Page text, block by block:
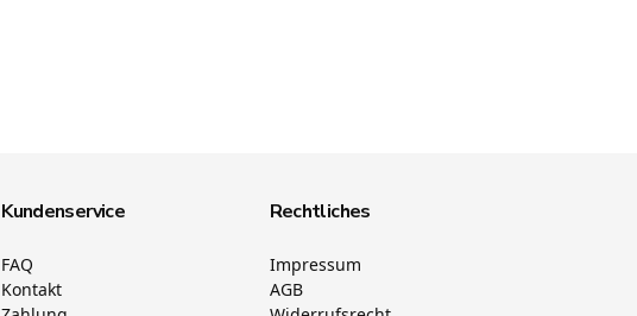
Kundenservice
FAQ
Kontakt
Rechtliches
Impressum
AGB